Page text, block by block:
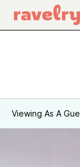
Viewing As A